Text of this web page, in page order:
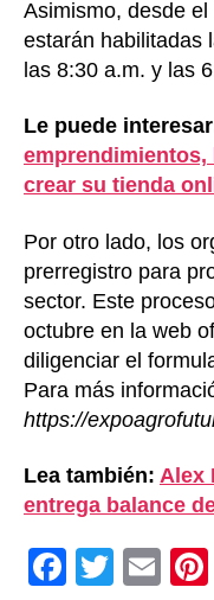
Asimismo, desde
estarán habilitadas
las 8:30 a.m. y las
Le puede
crear su tienda
Por otro lado, los
prerregistro para
sector. Este
octubre en la web
diligenciar el
Para más
https://
Lea también: Alex
entrega balance
F
T
E